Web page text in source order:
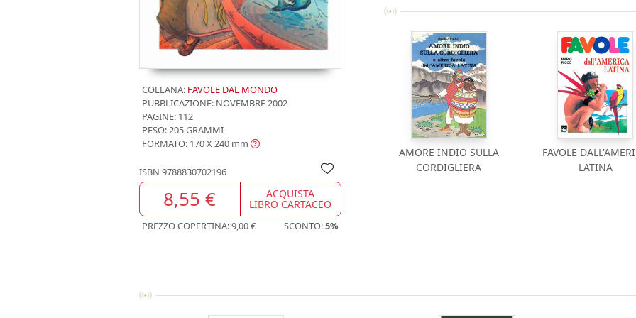
COLLANA: FAVOLE DAL MONDO
PUBBLICAZIONE: NOVEMBRE 2002
PAGINE: 112
PESO: 205 GRAMMI
FORMATO: 170 X 240 mm
ISBN 9788830702196
8,55 € ACQUISTA
LIBRO CARTACEO
PREZZO COPERTINA:9,00 € SCONTO:5%
AMORE INDIO SULLA
CORDIGLIERA
FAVOLE
LATINA